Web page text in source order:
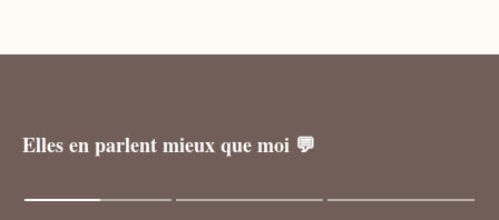
Elles en parlent mieux que moi 💬